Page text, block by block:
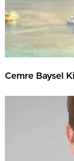
Cemre Baysel